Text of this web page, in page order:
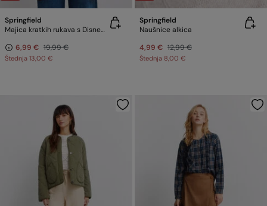
Springfield
Majica kratkih rukava s Disney motivom
6,99 € 19,99 €
Štednja 13,00 €
Springfield
Naušnice alkica
4,99 € 12,99 €
Štednja 8,00 €